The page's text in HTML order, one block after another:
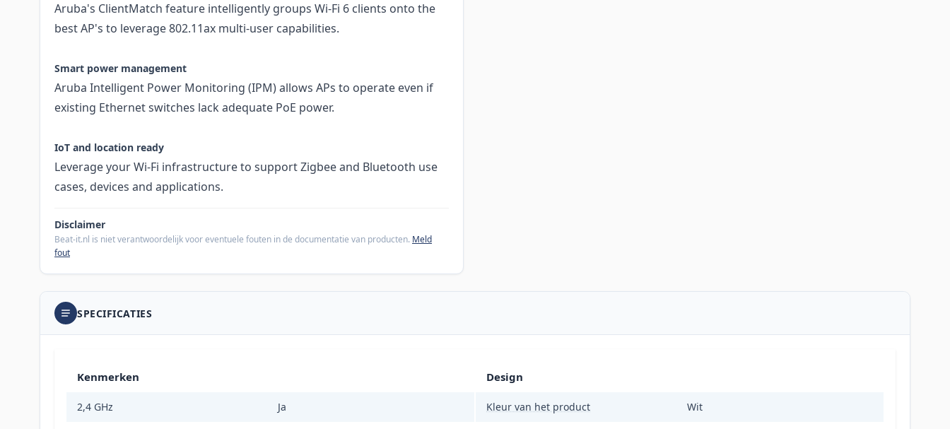
Aruba's ClientMatch feature intelligently groups Wi-Fi 6 clients onto the
best AP's to leverage 802.11ax multi-user capabilities.
Smart power management
Aruba Intelligent Power Monitoring (IPM) allows APs to operate even if
existing Ethernet switches lack adequate PoE power.
IoT and location ready
Leverage your Wi-Fi infrastructure to support Zigbee and Bluetooth use
cases, devices and applications.
Disclaimer
Beat-it.nl is niet verantwoordelijk voor eventuele fouten in de documentatie van producten. Meld
fout
SPECIFICATIES
Kenmerken
2,4 GHz Ja
Design
Kleur van het product Wit